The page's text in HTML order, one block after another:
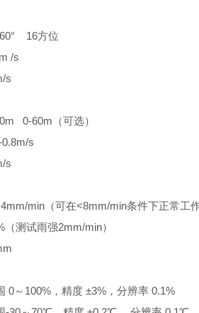
16方位
/s
s
0-60m（可选）
s
s
min（可在<8mm/min条件下正常工
测试雨强2mm/min）
0～100%，精度 ±3%，分辨率 0.1%